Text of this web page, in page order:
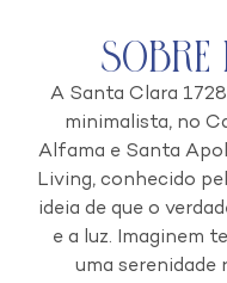
Sobre
A Santa Clara
minimalista, no
Alfama e Santa
Living, conhecido
ideia de que o
e a luz. Imaginem
uma serenidade